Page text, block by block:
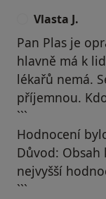
Vlasta J.
Pan Plas je
hlavně má k
lékařů nemá.
příjemnou.
```
Hodnocení
Důvod:
nejvyšší
```